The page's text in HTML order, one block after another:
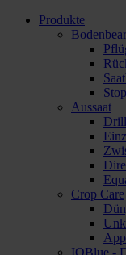
Produkte
Aussaat
Crop Care
IQBlue -